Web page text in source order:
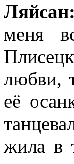
Ляйсан:
меня
любви,
её
жила в